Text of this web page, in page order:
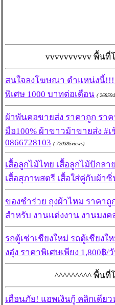
vvvvvvvvvv พื้นที่
สนใจลงโฆษณา ตำแหน่งนี้!!!
พิเศษ 1000 บาทต่อเดือน (
ผ้าพันคอขายส่ง ราคาถูก รา
มือ100% ผ้าขาวม้าขายส่ง #
0866728103 ( 720385views)
เสื้อลูกไม้ไทย เสื้อลูกไม้ปักลา
เสื้อสุภาพสตรี เสื้อใส่คู่กับผ้า
ของชำร่วย ถุงผ้าไหม ราคาถู
สำหรับ งานแต่งงาน งานมงค
รถตู้เช่าเชียงใหม่ รถตู้เชียง
งอุ๋ง ราคาพิเศษเพียง 1,800฿
^^^^^^^^^ พื้นที่
เตือนภัย! แอพเงินกู้ คลิกเดีย